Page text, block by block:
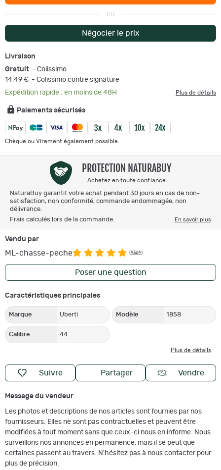
ou
Négocier le prix
Livraison
Gratuit - Colissimo
14,49 € - Colissimo contre signature
Expédition rapide : en moins de 48H
Plus de détails
Paiements sécurisés
Chèque ou Virement également possible.
PROTECTION NATURABUY
Achetez en toute confiance
NaturaBuy garantit votre achat pendant 30 jours en cas de non-
satisfaction, non conformité, commande endommagée, non
délivrance.
Frais calculés lors de la commande.
En savoir plus
Vendu par
ML-chasse-peche (9364)
Poser une question
Caractéristiques principales
Marque Uberti Modèle 1858
Calibre 44
Plus de détails
Suivre Partager Vendre
Message du vendeur
Les photos et descriptions de nos articles sont fournies par nos
fournisseurs. Elles ne sont pas contractuelles et peuvent être
modifiées à tout moment sans que ceux-ci nous en informe. Nous
surveillons nos annonces en permanence, mais il se peut que
certaines passent au travers. N'hésitez pas à nous contacter pour
plus de précision.